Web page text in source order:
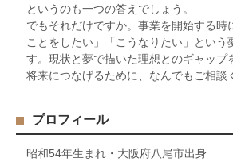
というのも一つの答えでしょう。
でもそれだけですか。事業を開始する時
ことをしたい」「こうなりたい」という
す。現状と夢で描いた理想とのギャップ
将来につなげるために、なんでもご相談
プロフィール
昭和54年生まれ・大阪府八尾市出身